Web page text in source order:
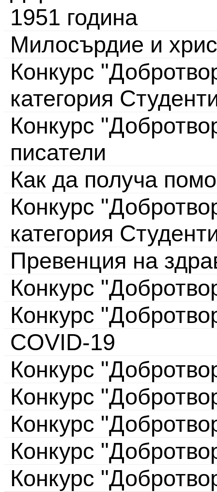
1951 година
Милосърдие и
Конкурс
категория
Конкурс
писатели
Как да получа
Конкурс
категория
Превенция на
Конкурс
Конкурс
COVID-19
Конкурс
Конкурс
Конкурс
Конкурс
Конкурс